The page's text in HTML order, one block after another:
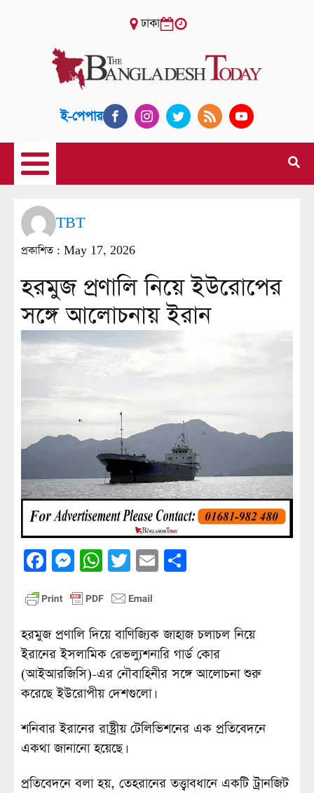
ঢাকা
ই-পেপার
TBT
প্রকাশিত : May 17, 2026
হরমুজ প্রণালি নিয়ে ইউরোপের
সঙ্গে আলোচনায় ইরান
Facebook
Messenger
WhatsApp
Twitter
Email
হরমুজ প্রণালি দিয়ে বাণিজ্যিক জাহাজ চলাচল নিয়ে
ইরানের ইসলামিক রেভল্যুশনারি গার্ড কোর
(আইআরজিসি)-এর নৌবাহিনীর সঙ্গে আলোচনা শুরু
করেছে ইউরোপীয় দেশগুলো।
শনিবার ইরানের রাষ্ট্রীয় টেলিভিশনের এক প্রতিবেদনে
একথা জানানো হয়েছে।
প্রতিবেদনে বলা হয়, তেহরানের তত্ত্বাবধানে একটি ট্রানজিট